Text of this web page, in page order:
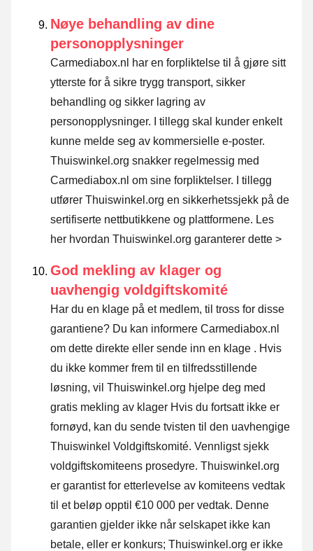
Nøye behandling av dine
personopplysninger
Carmediabox.nl har en forpliktelse til å gjøre sitt
ytterste for å sikre trygg transport, sikker
behandling og sikker lagring av
personopplysninger. I tillegg skal kunder enkelt
kunne melde seg av kommersielle e-poster.
Thuiswinkel.org snakker regelmessig med
Carmediabox.nl om sine forpliktelser. I tillegg
utfører Thuiswinkel.org en sikkerhetssjekk på de
sertifiserte nettbutikkene og plattformene. Les
her hvordan Thuiswinkel.org garanterer dette >
God mekling av klager og
uavhengig voldgiftskomité
Har du en klage på et medlem, til tross for disse
garantiene? Du kan informere Carmediabox.nl
om dette direkte eller sende inn en klage . Hvis
du ikke kommer frem til en tilfredsstillende
løsning, vil Thuiswinkel.org hjelpe deg med
gratis mekling av klager Hvis du fortsatt ikke er
fornøyd, kan du sende tvisten til den uavhengige
Thuiswinkel Voldgiftskomité. Vennligst sjekk
voldgiftskomiteens prosedyre. Thuiswinkel.org
er garantist for etterlevelse av komiteens vedtak
til et beløp opptil €10 000 per vedtak. Denne
garantien gjelder ikke når selskapet ikke kan
betale, eller er konkurs; Thuiswinkel.org er ikke